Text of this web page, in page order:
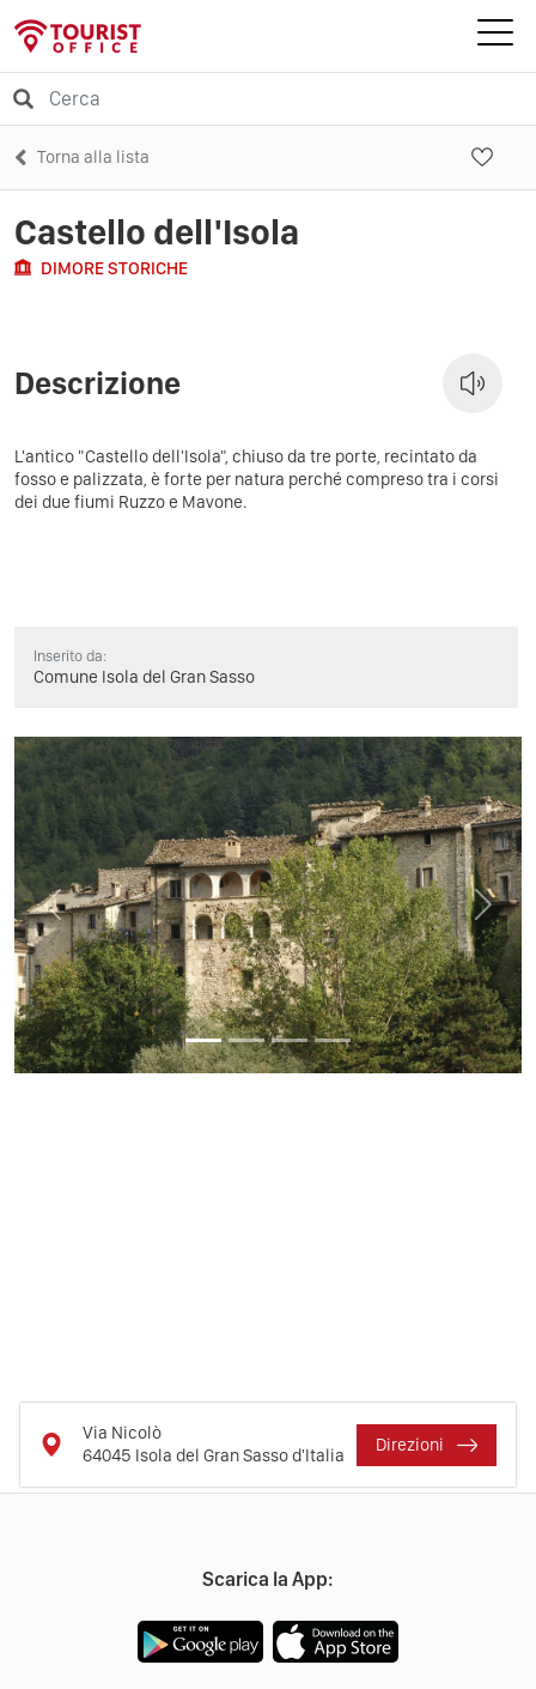
Torna alla lista
Castello dell'Isola
DIMORE STORICHE
Descrizione
L'antico "Castello dell'Isola", chiuso da tre porte, recintato da
fosso e palizzata, è forte per natura perché compreso tra i corsi
dei due fiumi Ruzzo e Mavone.
Inserito da:
Comune Isola del Gran Sasso
Previous Next
Via Nicolò
64045 Isola del Gran Sasso d'Italia
Direzioni
Scarica la App: